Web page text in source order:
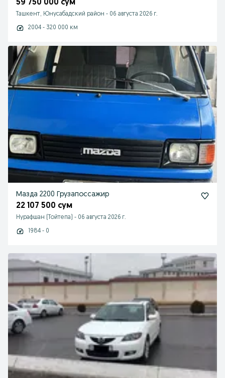
59 750 000 сум
Ташкент, Юнусабадский район - 06 августа 2026 г.
2004 - 320 000 км
Мазда 2200 Грузапоссажир
22 107 500 сум
Нурафшан (Тойтепа) - 06 августа 2026 г.
1984 - 0